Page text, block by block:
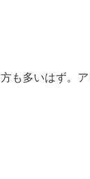
も多いはず。